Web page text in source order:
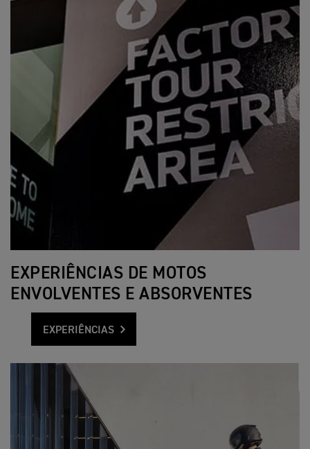
EXPERIÊNCIAS DE MOTOS
ENVOLVENTES E ABSORVENTES
EXPERIÊNCIAS